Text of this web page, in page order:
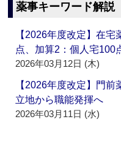
薬事キーワード解説
【2026年度改定】在
点、加算2：個人宅
2026年03月12日 (木)
【2026年度改定】門
立地から職能発揮へ
2026年03月11日 (水)